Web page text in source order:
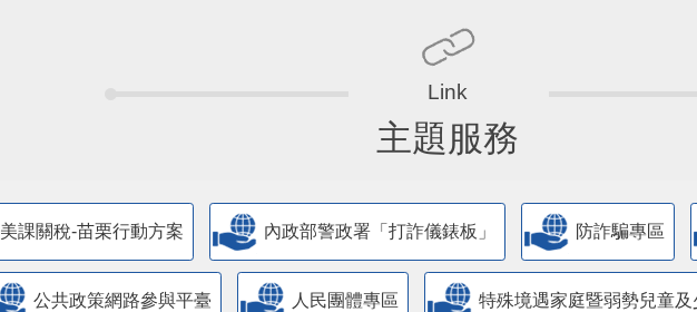
主題服務
美課關稅-苗栗行動方案 內政部警政署「打詐儀錶板」 防詐騙專區
公共政策網路參與平臺 人民團體專區 特殊境遇家庭暨弱勢兒童